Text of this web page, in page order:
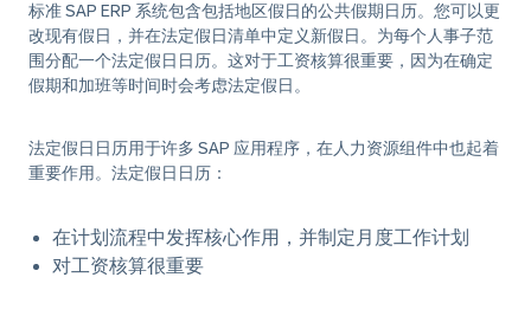
标准 SAP ERP 系统包含包括地区假日的公共假期日历。您可以更
改现有假日，并在法定假日清单中定义新假日。为每个人事子范
围分配一个法定假日日历。这对于工资核算很重要，因为在确定
假期和加班等时间时会考虑法定假日。
法定假日日历用于许多 SAP 应用程序，在人力资源组件中也起着
重要作用。法定假日日历：
在计划流程中发挥核心作用，并制定月度工作计划
对工资核算很重要